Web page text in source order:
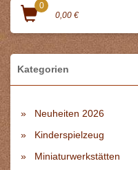
0
0,00 €
Kategorien
Neuheiten 2026
Kinderspielzeug
Miniaturwerkstätten